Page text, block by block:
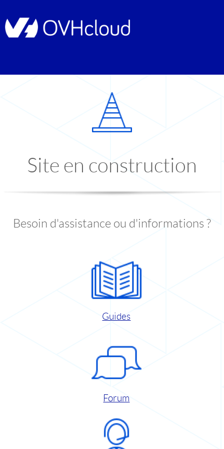
Site en construction
Besoin d'assistance ou d'informations ?
Guides
Forum